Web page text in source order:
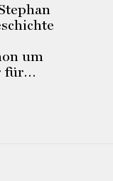
um
für…